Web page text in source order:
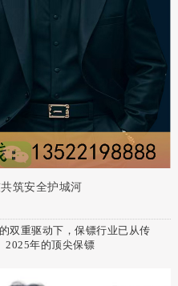
筑安全护城河
双重驱动下，保镖行业已从传
2025年的顶尖保镖